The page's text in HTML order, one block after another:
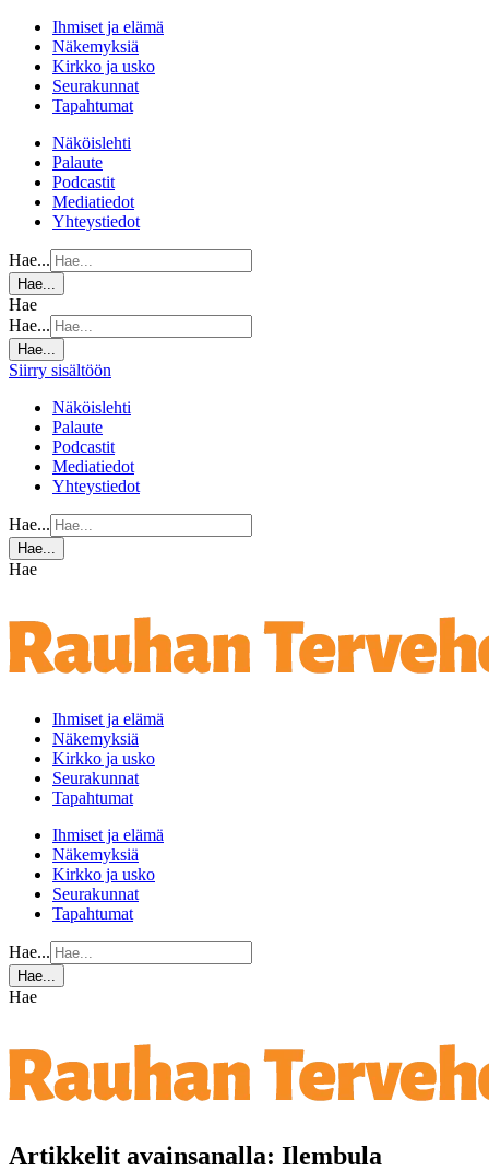
Ihmiset ja elämä
Näkemyksiä
Kirkko ja usko
Seurakunnat
Tapahtumat
Näköislehti
Palaute
Podcastit
Mediatiedot
Yhteystiedot
Hae...
Hae...
Hae
Hae...
Hae...
Siirry sisältöön
Näköislehti
Palaute
Podcastit
Mediatiedot
Yhteystiedot
Hae...
Hae...
Hae
Ihmiset ja elämä
Näkemyksiä
Kirkko ja usko
Seurakunnat
Tapahtumat
Ihmiset ja elämä
Näkemyksiä
Kirkko ja usko
Seurakunnat
Tapahtumat
Hae...
Hae...
Hae
Artikkelit avainsanalla: Ilembula